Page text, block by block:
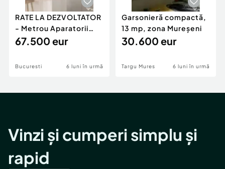
RATE LA DEZVOLTATOR
- Metrou Aparatorii
Patriei -
67.500 eur
Bucuresti 6 luni în urmă
Garsonieră compactă,
13 mp, zona Mureșeni
30.600 eur
Targu Mures 6 luni în urmă
Vinzi și cumperi simplu și
rapid